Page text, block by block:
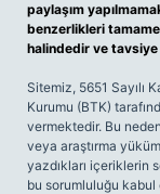
paylaşım
benzerlikleri
halindedir ve
Sitemiz, 5651 Sayılı
Kurumu (BTK)
vermektedir. Bu
veya araştırma
yazdıkları içeriklerin
bu sorumluluğu kabul